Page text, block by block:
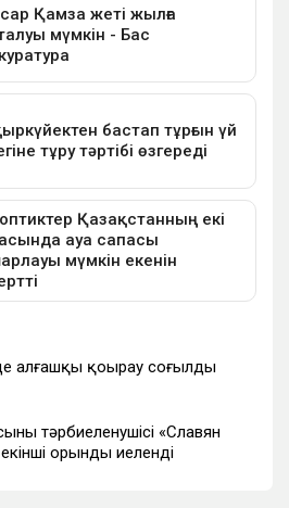
алғашқы қоңырау соғылды
тәрбиеленушісі «Славян
орынды иеленді